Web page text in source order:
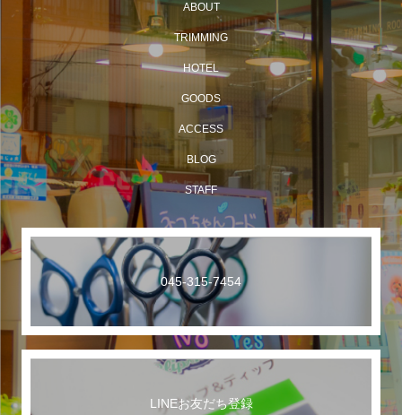
ABOUT
TRIMMING
HOTEL
GOODS
ACCESS
BLOG
STAFF
045-315-7454
LINEお友だち登録